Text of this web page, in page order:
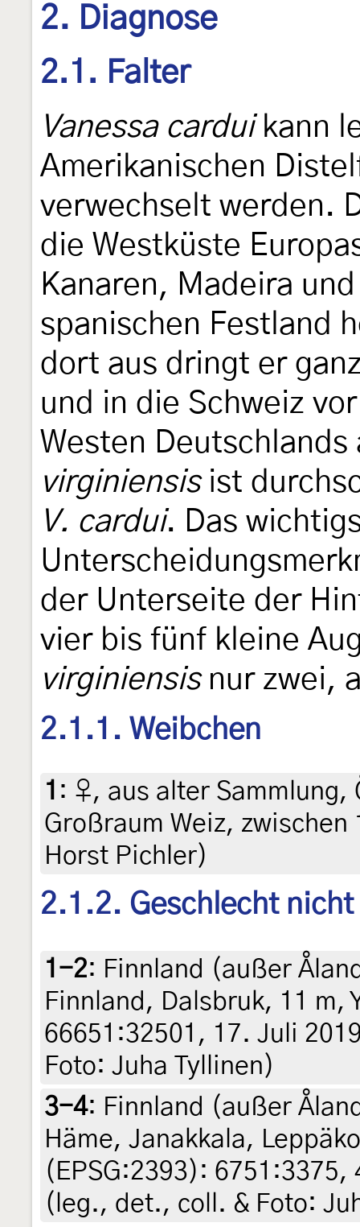
2. Diagnose
2.1. Falter
Vanessa carduikann
Amerikanischen
verwechselt werden.
die Westküste
Kanaren, Madeira
spanischen Festland
dort aus dringt er
und in die Schweiz
Westen
virginiensisist
V. cardui. Das
der Unterseite der
vier bis fünf kleine
virginiensisnur zwei,
2.1.1. Weibchen
1 : ♀, aus alter
Großraum Weiz,
Horst Pichler)
2.1.2. Geschlecht
1-2: Finnland (außer
Finnland, Dalsbruk, 11 m,
66651:32501, 17. Juli
Foto: Juha Tyllinen)
3-4: Finnland (außer
Häme, Janakkala,
(EPSG:2393): 6751:3375,
(leg., det., coll. & Foto: